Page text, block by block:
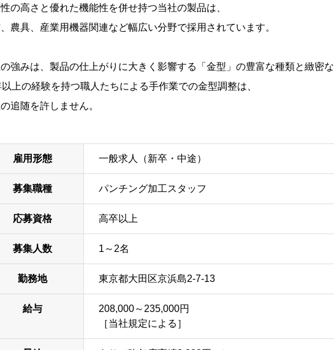
の高さと優れた機能性を併せ持つ当社の製品は、
農具、産業用機器関連など幅広い分野で採用されています。
強みは、製品の仕上がりに大きく影響する「金型」の豊富な種類と緻密な
上の経験を持つ職人たちによる手作業での金型調整は、
追随を許しません。
雇用形態 一般求人（新卒・中途）
募集職種 パンチング加工スタッフ
応募資格 高卒以上
募集人数 1～2名
勤務地 東京都大田区京浜島2-7-13
給与
208,000～235,000円
［当社規定による］